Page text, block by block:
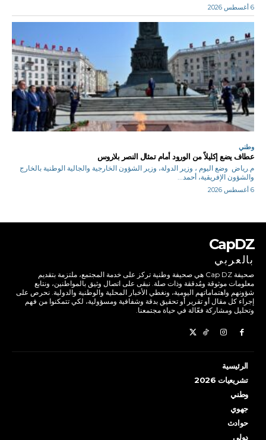
6 أغسطس 2026
وطني
عطاف يضع إكليلاً من الورود أمام تمثال النصر بلاروس
م.رياض وضع اليوم ، وزير الدولة، وزير الشؤون الخارجية والجالية الوطنية بالخارج
والشؤون الإفريقية، أحمد...
6 أغسطس 2026
CapDZ
بالعربي
صحيفة Cap DZ هي صحيفة وطنية تركز على خدمة المجتمع، ملتزمة بتقديم
معلومات موثوقة ومُدققة وذات صلة. نبقى على اتصال وثيق بالمواطنين، ونتابع
شؤونهم واهتماماتهم اليومية، ونغطي الأخبار المحلية والوطنية والدولية. نحرص على
إجراء كل مقال أو تقرير أو تحقيق بدقة وشفافية ومسؤولية، لكي تتمكنوا من فهم
وتحليل ومشاركة فعّالة في حياة مجتمعنا.
الرئيسية
تشريعيات 2026
وطني
جهوي
حوادث
دولي